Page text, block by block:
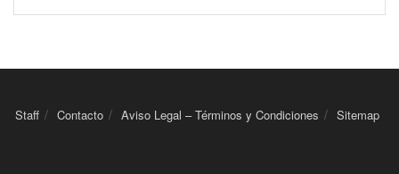
Staff Contacto Aviso Legal – Términos y Condiciones Sitemap